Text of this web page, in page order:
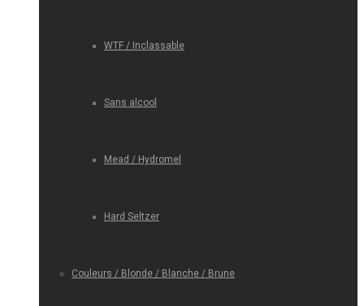
WTF / Inclassable
Sans alcool
Mead / Hydromel
Hard Seltzer
Couleurs / Blonde / Blanche / Brune